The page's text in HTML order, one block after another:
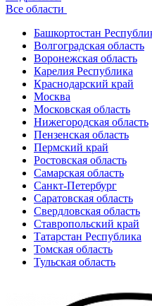
Все области
Башкортостан
Волгоградская область
Воронежская область
Карелия Республика
Краснодарский край
Москва
Московская область
Нижегородская область
Пензенская область
Пермский край
Ростовская область
Самарская область
Санкт-Петербург
Саратовская область
Свердловская область
Ставропольский край
Татарстан Республика
Томская область
Тульская область